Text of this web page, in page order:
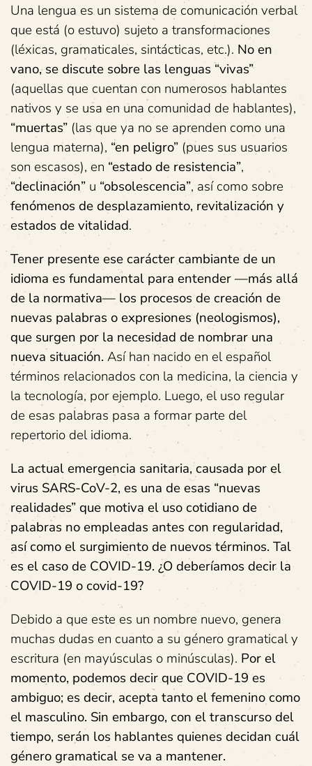
Una lengua es un sistema de comunicación verbal
que está (o estuvo) sujeto a transformaciones
(léxicas, gramaticales, sintácticas, etc.). No en
vano, se discute sobre las lenguas “vivas”
(aquellas que cuentan con numerosos hablantes
nativos y se usa en una comunidad de hablantes),
“muertas” (las que ya no se aprenden como una
lengua materna), “en peligro” (pues sus usuarios
son escasos), en “estado de resistencia”,
“declinación” u “obsolescencia”, así como sobre
fenómenos de desplazamiento, revitalización y
estados de vitalidad.
Tener presente ese carácter cambiante de un
idioma es fundamental para entender —más allá
de la normativa— los procesos de creación de
nuevas palabras o expresiones (neologismos),
que surgen por la necesidad de nombrar una
nueva situación. Así han nacido en el español
términos relacionados con la medicina, la ciencia y
la tecnología, por ejemplo. Luego, el uso regular
de esas palabras pasa a formar parte del
repertorio del idioma.
La actual emergencia sanitaria, causada por el
virus SARS-CoV-2, es una de esas “nuevas
realidades” que motiva el uso cotidiano de
palabras no empleadas antes con regularidad,
así como el surgimiento de nuevos términos. Tal
es el caso de COVID-19. ¿O deberíamos decir la
COVID-19 o covid-19?
Debido a que este es un nombre nuevo, genera
muchas dudas en cuanto a su género gramatical y
escritura (en mayúsculas o minúsculas). Por el
momento, podemos decir que COVID-19 es
ambiguo; es decir, acepta tanto el femenino como
el masculino. Sin embargo, con el transcurso del
tiempo, serán los hablantes quienes decidan cuál
género gramatical se va a mantener.